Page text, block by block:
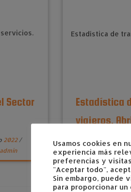
Sector
2022 /
admin
Estadística
viajeros.
junio 10, 2022
abril/estadísticas
admin
Usamos cookies en
experiencia más
preferencias y
"Aceptar todo",
Sin embargo, puede
para proporcionar